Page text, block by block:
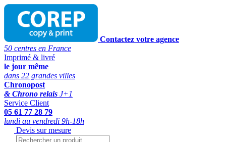
Contactez votre agence
50 centres en France
Imprimé & livré
le jour même
dans 22 grandes villes
Chronopost
& Chrono relais J+1
Service Client
05 61 77 28 79
lundi au vendredi 9h-18h
Devis sur mesure